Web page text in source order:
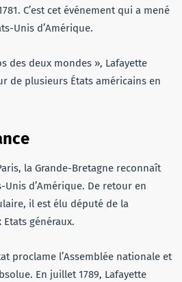
C’est cet événement qui a mené
Unis d’Amérique.
des deux mondes », Lafayette
de plusieurs États américains en
la Grande-Bretagne reconnaît
Unis d’Amérique. De retour en
il est élu député de la
Etats généraux.
proclame l’Assemblée nationale et
En juillet 1789, Lafayette